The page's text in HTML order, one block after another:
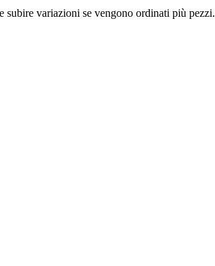
subire variazioni se vengono ordinati più pezzi.